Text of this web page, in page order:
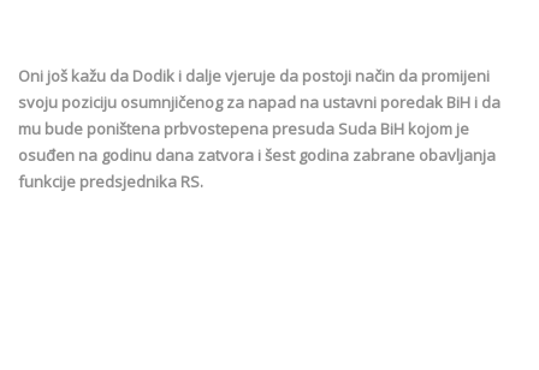
Oni još kažu da Dodik i dalje vjeruje da postoji način da promijeni
svoju poziciju osumnjičenog za napad na ustavni poredak BiH i da
mu bude poništena prbvostepena presuda Suda BiH kojom je
osuđen na godinu dana zatvora i šest godina zabrane obavljanja
funkcije predsjednika RS.